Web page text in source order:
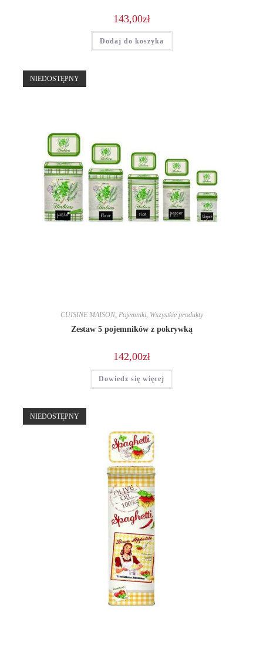
143,00zł
Dodaj do koszyka
NIEDOSTĘPNY
CUISINE MAISON, Pojemniki, Wszystkie produkty
Zestaw 5 pojemników z pokrywką
142,00zł
Dowiedz się więcej
NIEDOSTĘPNY